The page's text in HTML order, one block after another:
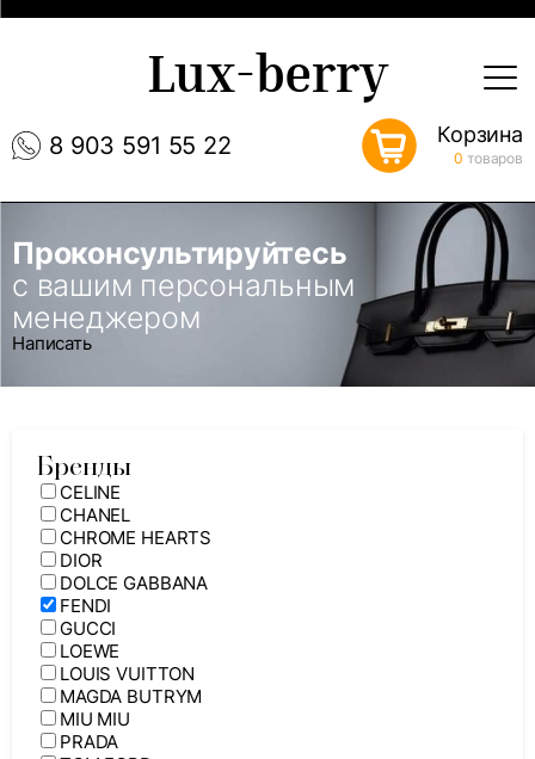
8 903 591 55 22
Lux-berry
Корзина
0 товаров
Проконсультируйтесь
с вашим персональным
менеджером
Написать
Бренды
CELINE
CHANEL
CHROME HEARTS
DIOR
DOLCE GABBANA
FENDI
GUCCI
LOEWE
LOUIS VUITTON
MAGDA BUTRYM
MIU MIU
PRADA